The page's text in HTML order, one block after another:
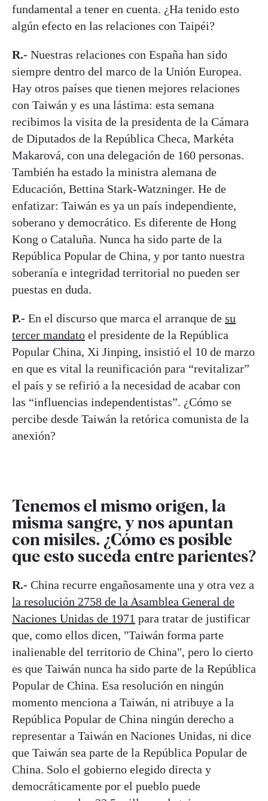
fundamental a tener en cuenta. ¿Ha tenido esto
algún efecto en las relaciones con Taipéi?
R.- Nuestras relaciones con España han sido
siempre dentro del marco de la Unión Europea.
Hay otros países que tienen mejores relaciones
con Taiwán y es una lástima: esta semana
recibimos la visita de la presidenta de la Cámara
de Diputados de la República Checa, Markéta
Makarová, con una delegación de 160 personas.
También ha estado la ministra alemana de
Educación, Bettina Stark-Watzninger. He de
enfatizar: Taiwán es ya un país independiente,
soberano y democrático. Es diferente de Hong
Kong o Cataluña. Nunca ha sido parte de la
República Popular de China, y por tanto nuestra
soberanía e integridad territorial no pueden ser
puestas en duda.
P.- En el discurso que marca el arranque de su
tercer mandato el presidente de la República
Popular China, Xi Jinping, insistió el 10 de marzo
en que es vital la reunificación para “revitalizar”
el país y se refirió a la necesidad de acabar con
las “influencias independentistas”. ¿Cómo se
percibe desde Taiwán la retórica comunista de la
anexión?
Tenemos el mismo origen, la
misma sangre, y nos apuntan
con misiles. ¿Cómo es posible
que esto suceda entre parientes?
R.- China recurre engañosamente una y otra vez a
la resolución 2758 de la Asamblea General de
Naciones Unidas de 1971 para tratar de justificar
que, como ellos dicen, "Taiwán forma parte
inalienable del territorio de China", pero lo cierto
es que Taiwán nunca ha sido parte de la República
Popular de China. Esa resolución en ningún
momento menciona a Taiwán, ni atribuye a la
República Popular de China ningún derecho a
representar a Taiwán en Naciones Unidas, ni dice
que Taiwán sea parte de la República Popular de
China. Solo el gobierno elegido directa y
democráticamente por el pueblo puede